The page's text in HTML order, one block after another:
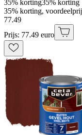
35% korting35% korting
35% korting,
77.49
Prijs: 77.49 euro